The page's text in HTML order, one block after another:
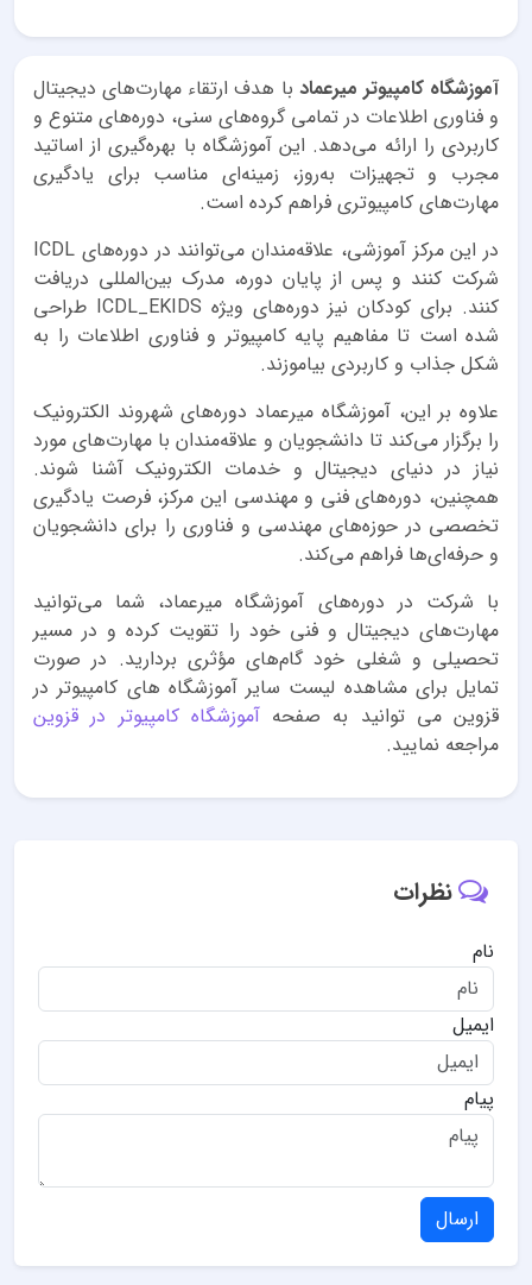
آموزشگاه کامپیوتر میرعماد با هدف ارتقاء مهارت‌های دیجیتال
و فناوری اطلاعات در تمامی گروه‌های سنی، دوره‌های متنوع و
کاربردی را ارائه می‌دهد. این آموزشگاه با بهره‌گیری از اساتید
مجرب و تجهیزات به‌روز، زمینه‌ای مناسب برای یادگیری
مهارت‌های کامپیوتری فراهم کرده است.
در این مرکز آموزشی، علاقه‌مندان می‌توانند در دوره‌های ICDL
شرکت کنند و پس از پایان دوره، مدرک بین‌المللی دریافت
کنند. برای کودکان نیز دوره‌های ویژه ICDL_EKIDS طراحی
شده است تا مفاهیم پایه کامپیوتر و فناوری اطلاعات را به
شکل جذاب و کاربردی بیاموزند.
علاوه بر این، آموزشگاه میرعماد دوره‌های شهروند الکترونیک
را برگزار می‌کند تا دانشجویان و علاقه‌مندان با مهارت‌های مورد
نیاز در دنیای دیجیتال و خدمات الکترونیک آشنا شوند.
همچنین، دوره‌های فنی و مهندسی این مرکز، فرصت یادگیری
تخصصی در حوزه‌های مهندسی و فناوری را برای دانشجویان
و حرفه‌ای‌ها فراهم می‌کند.
با شرکت در دوره‌های آموزشگاه میرعماد، شما می‌توانید
مهارت‌های دیجیتال و فنی خود را تقویت کرده و در مسیر
تحصیلی و شغلی خود گام‌های مؤثری بردارید. در صورت
تمایل برای مشاهده لیست سایر آموزشگاه های کامپیوتر در
قزوین می توانید به صفحهآموزشگاه کامپیوتر در قزوین
مراجعه نمایید.
نظرات
نام
ایمیل
پیام
ارسال